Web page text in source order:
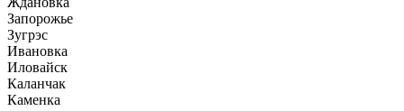
Запорожье
Зугрэс
Ивановка
Иловайск
Каланчак
Каменка